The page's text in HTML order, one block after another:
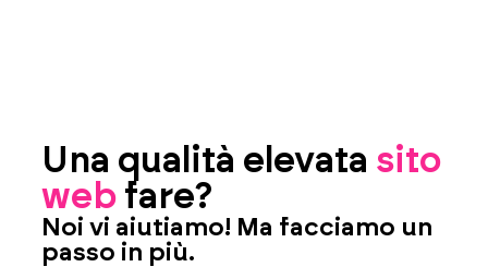
Una qualità elevata sito
web fare?
Noi vi aiutiamo! Ma facciamo un
passo in più.